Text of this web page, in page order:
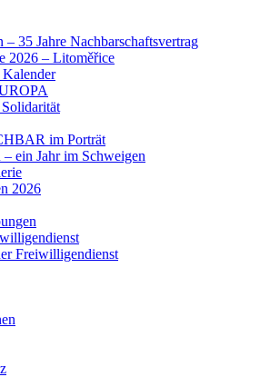
– 35 Jahre Nachbarschaftsvertrag
2026 – Litoměřice
im Porträt
ein Jahr im Schweigen
2026
Freiwilligendienst